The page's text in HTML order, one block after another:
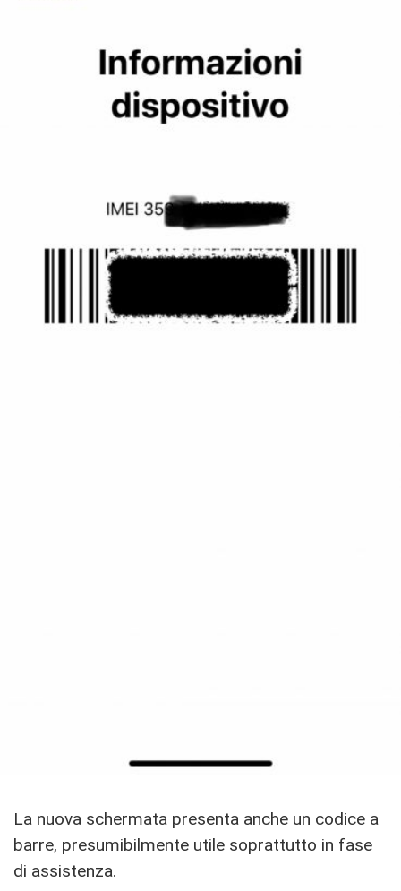
La nuova schermata presenta anche un codice a
barre, presumibilmente utile soprattutto in fase
di assistenza.